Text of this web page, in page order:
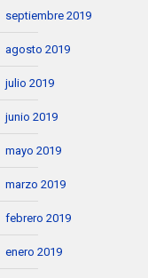
septiembre 2019
agosto 2019
julio 2019
junio 2019
mayo 2019
marzo 2019
febrero 2019
enero 2019